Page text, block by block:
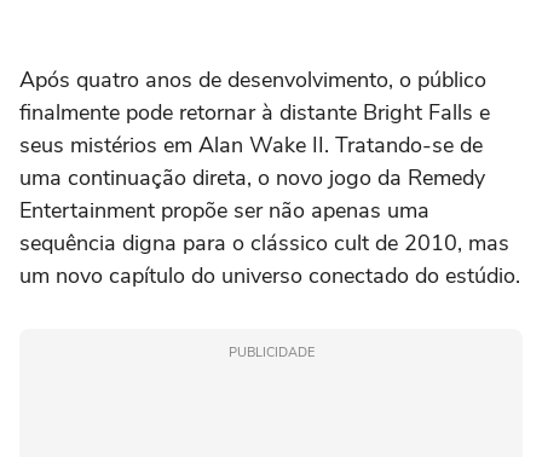
Após quatro anos de desenvolvimento, o público
finalmente pode retornar à distante Bright Falls e
seus mistérios em Alan Wake II. Tratando-se de
uma continuação direta, o novo jogo da Remedy
Entertainment propõe ser não apenas uma
sequência digna para o clássico cult de 2010, mas
um novo capítulo do universo conectado do estúdio.
PUBLICIDADE